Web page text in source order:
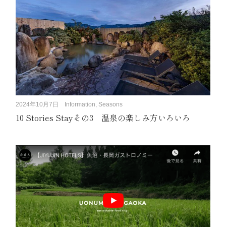
2024年10月7日 Information, Seasons
10 Stories Stayその3 温泉の楽しみ方いろいろ